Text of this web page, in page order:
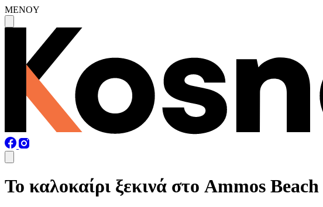
MENOY
Το καλοκαίρι ξεκινά στο Ammos